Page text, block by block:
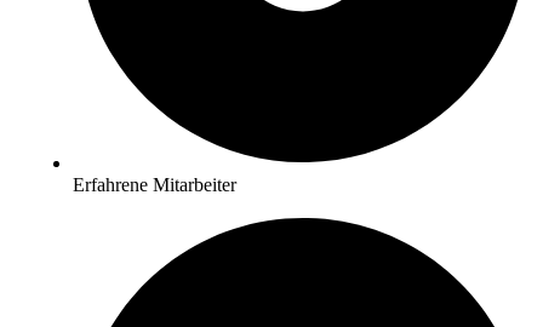
Erfahrene Mitarbeiter